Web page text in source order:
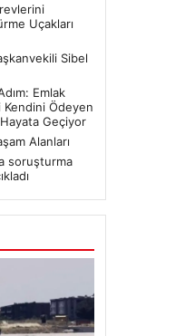
Uçakları
Sibel
Emlak
Ödeyen
Geçiyor
Alanları
soruşturma